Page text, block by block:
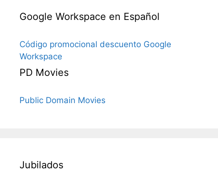
Google Workspace en Español
Código promocional descuento Google
Workspace
PD Movies
Public Domain Movies
Jubilados